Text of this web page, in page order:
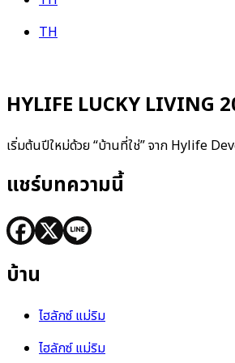
TH
HYLIFE LUCKY LIVING
เริ่มต้นปีใหม่ด้วย “บ้านที่ใช่” จาก Hylife
แชร์บทความนี้
บ้าน
ไฮลักซ์ แม่ริม
ไฮลักซ์ แม่ริม